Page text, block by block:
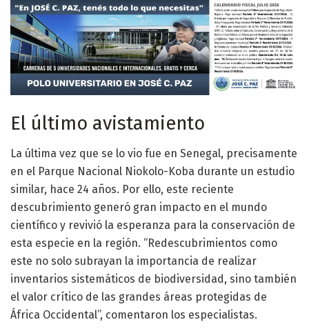
El último avistamiento
La última vez que se lo vio fue en Senegal, precisamente
en el Parque Nacional Niokolo-Koba durante un estudio
similar, hace 24 años. Por ello, este reciente
descubrimiento generó gran impacto en el mundo
científico y revivió la esperanza para la conservación de
esta especie en la región. “Redescubrimientos como
este no solo subrayan la importancia de realizar
inventarios sistemáticos de biodiversidad, sino también
el valor crítico de las grandes áreas protegidas de
África Occidental”, comentaron los especialistas.